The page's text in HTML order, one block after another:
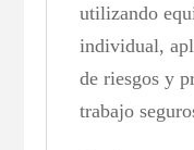
utilizando
individual,
de riesgos y
trabajo